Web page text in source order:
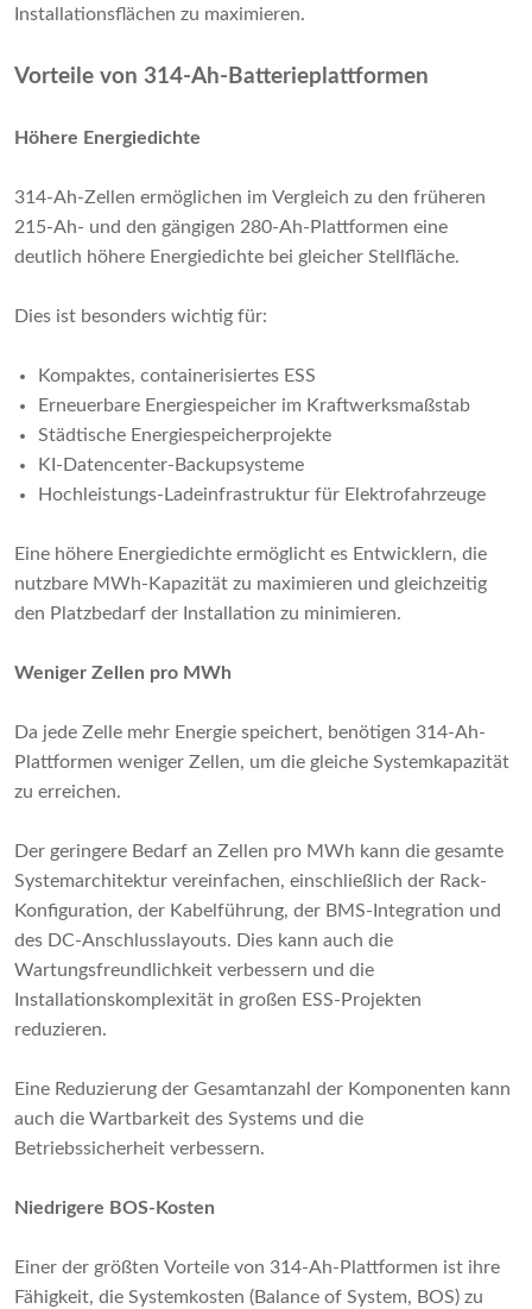
Installationsflächen zu maximieren.
Vorteile von 314-Ah-Batterieplattformen
Höhere Energiedichte
314-Ah-Zellen ermöglichen im Vergleich zu den früheren
215-Ah- und den gängigen 280-Ah-Plattformen eine
deutlich höhere Energiedichte bei gleicher Stellfläche.
Dies ist besonders wichtig für:
Kompaktes, containerisiertes ESS
Erneuerbare Energiespeicher im Kraftwerksmaßstab
Städtische Energiespeicherprojekte
KI-Datencenter-Backupsysteme
Hochleistungs-Ladeinfrastruktur für Elektrofahrzeuge
Eine höhere Energiedichte ermöglicht es Entwicklern, die
nutzbare MWh-Kapazität zu maximieren und gleichzeitig
den Platzbedarf der Installation zu minimieren.
Weniger Zellen pro MWh
Da jede Zelle mehr Energie speichert, benötigen 314-Ah-
Plattformen weniger Zellen, um die gleiche Systemkapazität
zu erreichen.
Der geringere Bedarf an Zellen pro MWh kann die gesamte
Systemarchitektur vereinfachen, einschließlich der Rack-
Konfiguration, der Kabelführung, der BMS-Integration und
des DC-Anschlusslayouts. Dies kann auch die
Wartungsfreundlichkeit verbessern und die
Installationskomplexität in großen ESS-Projekten
reduzieren.
Eine Reduzierung der Gesamtanzahl der Komponenten kann
auch die Wartbarkeit des Systems und die
Betriebssicherheit verbessern.
Niedrigere BOS-Kosten
Einer der größten Vorteile von 314-Ah-Plattformen ist ihre
Fähigkeit, die Systemkosten (Balance of System, BOS) zu